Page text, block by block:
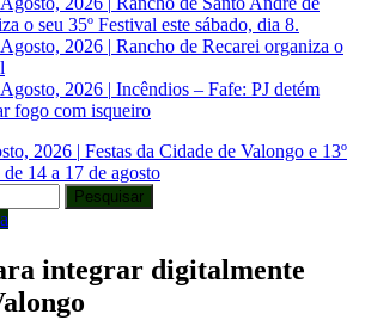
o seu 35º Festival este sábado, dia 8.
2026 | Rancho de Recarei organiza o
2026 | Incêndios – Fafe: PJ detém
fogo com isqueiro
2026 | Festas da Cidade de Valongo e 13º
14 a 17 de agosto
integrar digitalmente